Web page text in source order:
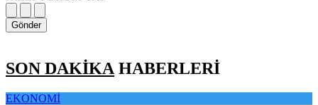
Gönder
SON DAKİKA HABERLERİ
EKONOMİ